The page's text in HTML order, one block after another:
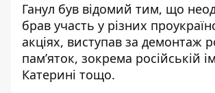
Ганул був відомий тим, що
брав участь у різних
акціях, виступав за демонтаж
пам’яток, зокрема російській
Катерині тощо.